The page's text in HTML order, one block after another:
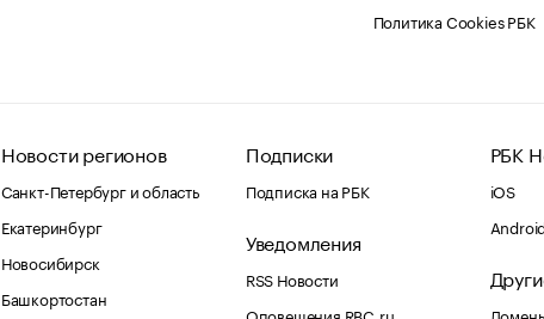
Политика Cookies РБК
Новости регионов
Санкт-Петербург и область
Екатеринбург
Новосибирск
Башкортостан
Подписки
Подписка на РБК
Уведомления
RSS Новости
Оповещения RBC.ru
РБК
iOS